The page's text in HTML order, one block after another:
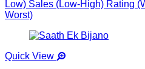
Low) Sales (Low-High) Rating
Worst)
Quick View